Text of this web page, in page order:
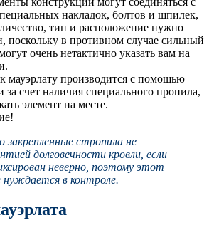
накладок, болтов и шпилек,
тип и расположение нужно
поскольку в противном случае сильный
очень нетактично указать вам на
мауэрлату производится с помощью
за счет наличия специального пропила,
элемент на месте.
стропила не
долговечности кровли, если
неверно, поэтому этот
в контроле.